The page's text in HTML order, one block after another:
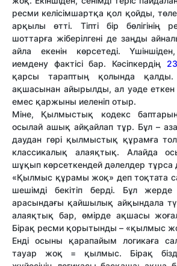
ресми келісімшартқа қол қойды,
арқылы өтті. Тіпті бір бөлігінің
шоттарға жіберілгені де заңды
айла екенін көрсетеді.
иемдену фактісі бар. Кәсіпкердің
қарсы тараптың қолында қалды.
ақшасынан айырылды, ал уәде еткен
емес қаржыны иеленіп отыр.
Міне, Қылмыстық кодекс
осылай ашық айқайлап тұр. Бұл –
даудан гөрі қылмыстық құрамға
классикалық алаяқтық. Алайда
шұқып көрсеткендей дәлелдер тұрса
«Қылмыс құрамы жоқ» деп тоқтата
шешімді бекітіп берді. Бұл
арасындағы қайшылық айқындала
алаяқтық бар, өмірде ақшасы
Бірақ ресми қорытынды – «қылмыс
Енді осыны қарапайым логикаға
тауар жоқ = қылмыс. Бірақ